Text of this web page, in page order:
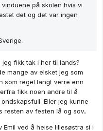
på skolen hvis vi
det og det var ingen
fikk tak i her til lands?
mange av elsket jeg som
som regel langt verre enn
fikk noen andre til å
Eller jeg kunne
av festen lå og sov..
ved å heise lillesøstra si i